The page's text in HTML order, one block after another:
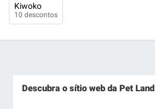
Kiwoko
10 descontos
Descubra o sítio web da Pet Land